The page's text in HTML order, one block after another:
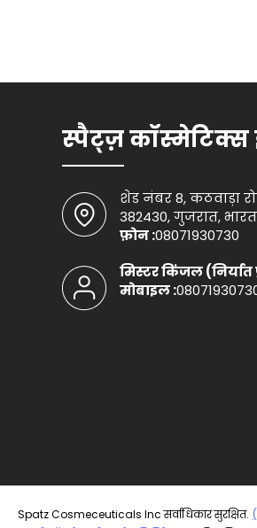
स्पैट्ज़
शेड नंबर 8, कठवाड़ा
382430, गुजरात, भारत
फ़ोन :08071930730
मिस्टर किंजल(
मोबाइल :
Spatz Cosmeceuticals Inc सर्वाधिकार सुरक्षित.